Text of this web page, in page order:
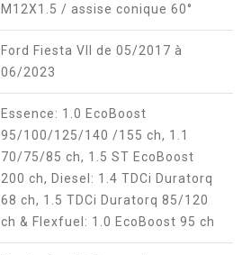
M12X1.5 / assise conique 60°
Ford Fiesta VII de 05/2017 à
06/2023
Essence: 1.0 EcoBoost
95/100/125/140 /155 ch, 1.1
70/75/85 ch, 1.5 ST EcoBoost
200 ch, Diesel: 1.4 TDCi Duratorq
68 ch, 1.5 TDCi Duratorq 85/120
ch & Flexfuel: 1.0 EcoBoost 95 ch